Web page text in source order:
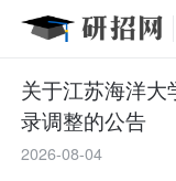
关于江苏海洋大
录调整的公告
2026-08-04